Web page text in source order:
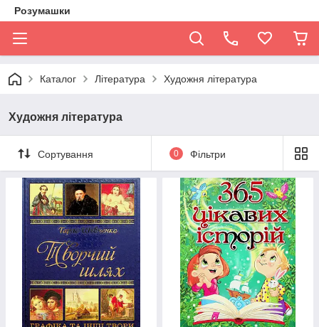
Розумашки
Каталог Література Художня література
Художня література
Сортування 0 Фільтри